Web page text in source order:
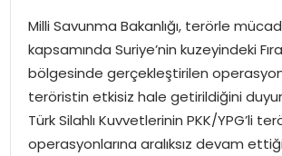
SIYASET
MAGAZIN
Milli Savunma Bakanlığı, terörle
kapsamında Suriye’nin kuzeyindeki
bölgesinde gerçekleştirilen
teröristin etkisiz hale getirildiğini
Türk Silahlı Kuvvetlerinin PKK/YPG’li
operasyonlarına aralıksız devam